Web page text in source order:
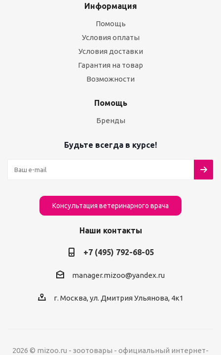
Информация
Помощь
Условия оплаты
Условия доставки
Гарантия на товар
Возможности
Помощь
Бренды
Будьте всегда в курсе!
Консультация ветеринарного врача
Наши контакты
+7 (495) 792-68-05
manager.mizoo@yandex.ru
г. Москва, ул. Дмитрия Ульянова, 4к1
2026 © mizoo.ru - зоотовары - официальный интернет-